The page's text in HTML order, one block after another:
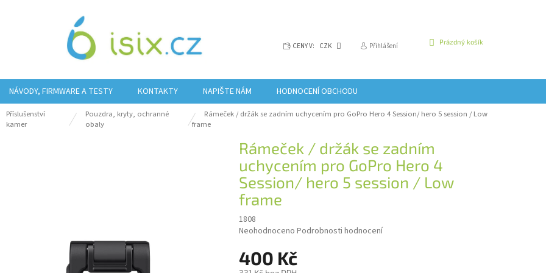
CENY V: CZK Přihlášení
NÁKUPNÍ
Prázdný košík
NÁVODY, FIRMWARE A TESTY KONTAKTY NAPIŠTE NÁM HODNOCENÍ OBCHODU
Příslušenství
kamer
Pouzdra, kryty, ochranné
obaly
Rámeček / držák se zadním uchycením pro GoPro Hero 4 Session/ hero 5 session / Low
frame
Rámeček / držák se zadním
uchycením pro GoPro Hero 4
Session/ hero 5 session / Low
frame
1808
Průměrné
produktu
je
Neohodnoceno Podrobnosti hodnocení
400 Kč